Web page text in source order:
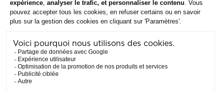
A partir deFERMÉE
Voir les offres